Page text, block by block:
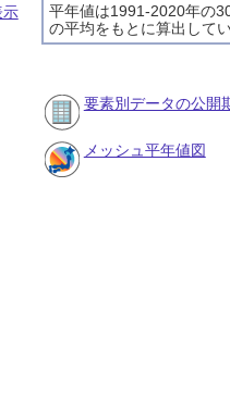
平年値は1991-2020年の
の平均をもとに算出して
示
要素別データの公開
メッシュ平年値図